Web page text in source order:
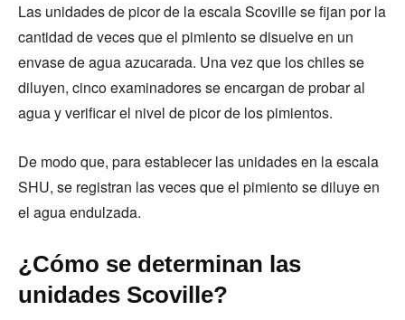
Las unidades de picor de la escala Scoville se fijan por la
cantidad de veces que el pimiento se disuelve en un
envase de agua azucarada. Una vez que los chiles se
diluyen, cinco examinadores se encargan de probar al
agua y verificar el nivel de picor de los pimientos.
De modo que, para establecer las unidades en la escala
SHU, se registran las veces que el pimiento se diluye en
el agua endulzada.
¿Cómo se determinan las
unidades Scoville?